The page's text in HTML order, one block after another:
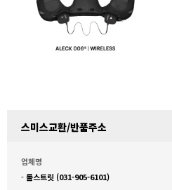
스미스교환/반품주소
업체명
-롤스트릿 (031-905-6101)